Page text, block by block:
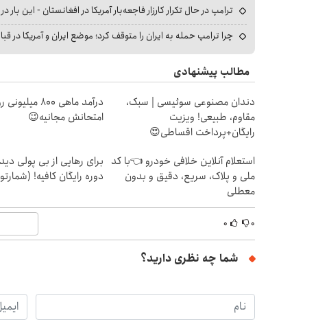
ترامپ در حال تکرار کارزار فاجعه‌بار آمریکا در افغانستان - این بار
چرا ترامپ حمله به ایران را متوقف کرد؛ موضع ایران و آمریکا در
مطالب پیشنهادی
دندان مصنوعی سوئیسی | سبک،
مقاوم، طبیعی! ویزیت
رایگان+پرداخت اقساطی😍
درآمد ماهی 800
امتحانش مجانیه😉
استعلام آنلاین خلافی خودرو 👈با کد
ملی و پلاک، سریع، دقیق و بدون
معطلی
برای رهایی از بی پولی
دوره رایگان کافیه!
۰ ۰
شما چه نظری دارید؟